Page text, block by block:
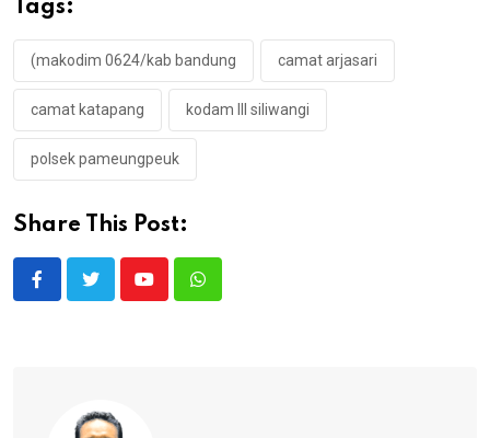
Tags:
(makodim 0624/kab bandung camat arjasari
camat katapang kodam lll siliwangi
polsek pameungpeuk
Share This Post:
YoutubeWhatsapp